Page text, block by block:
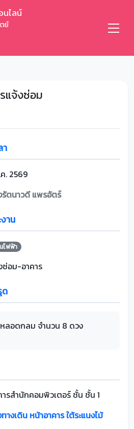
ไลน์
ย์
แจ้งซ่อม
า
. 2569
รัตนาวดี แพรอัตร์
าน
ไฟฟ้า
ซ่อม-อาคาร
ด
ลอดกลม จำนวน 8 ดวง
ารสำนักคอมพิวเตอร์ ชั้น ชั้น 1
างเดิน หน้าอาคาร ใต้ระแนงไม้